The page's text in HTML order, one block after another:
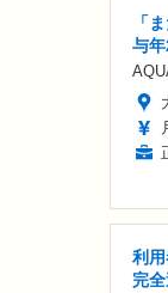
「
与
利
完